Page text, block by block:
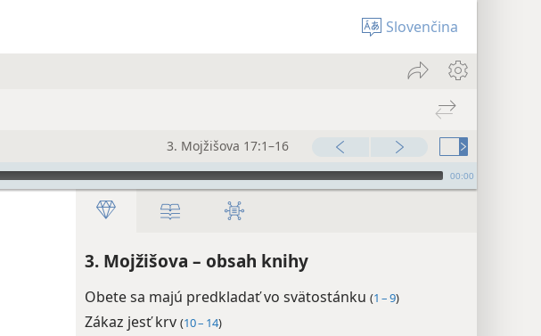
Slovenčina
3. Mojžišova 17:1–16
00:00
3. Mojžišova – obsah knihy
Obete sa majú predkladať vo svätostánku (1 – 9)
Zákaz jesť krv (10 – 14)